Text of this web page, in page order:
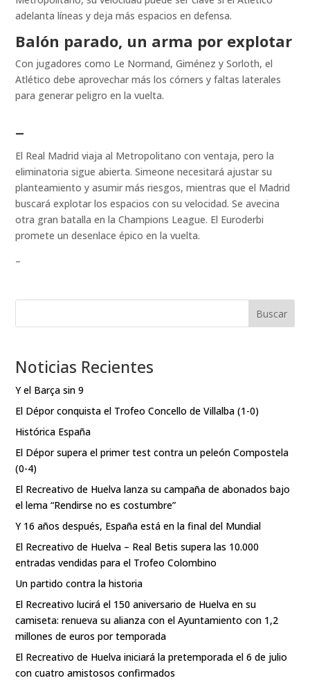
adelanta líneas y deja más espacios en defensa.
Balón parado, un arma por explotar
Con jugadores como Le Normand, Giménez y Sorloth, el
Atlético debe aprovechar más los córners y faltas laterales
para generar peligro en la vuelta.
–
El Real Madrid viaja al Metropolitano con ventaja, pero la
eliminatoria sigue abierta. Simeone necesitará ajustar su
planteamiento y asumir más riesgos, mientras que el Madrid
buscará explotar los espacios con su velocidad. Se avecina
otra gran batalla en la Champions League. El Euroderbi
promete un desenlace épico en la vuelta.
–
Buscar
Noticias Recientes
Y el Barça sin 9
El Dépor conquista el Trofeo Concello de Villalba (1-0)
Histórica España
El Dépor supera el primer test contra un peleón Compostela
(0-4)
El Recreativo de Huelva lanza su campaña de abonados bajo
el lema “Rendirse no es costumbre”
Y 16 años después, España está en la final del Mundial
El Recreativo de Huelva – Real Betis supera las 10.000
entradas vendidas para el Trofeo Colombino
Un partido contra la historia
El Recreativo lucirá el 150 aniversario de Huelva en su
camiseta: renueva su alianza con el Ayuntamiento con 1,2
millones de euros por temporada
El Recreativo de Huelva iniciará la pretemporada el 6 de julio
con cuatro amistosos confirmados